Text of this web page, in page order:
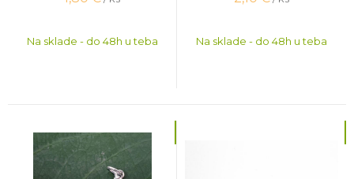
Na sklade - do 48h u teba Na sklade - do 48h u teba